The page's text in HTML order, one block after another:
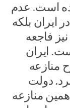
است. عدم
ایران بلکه
فاجعه
ایران
منازعه
دولت
منازعه